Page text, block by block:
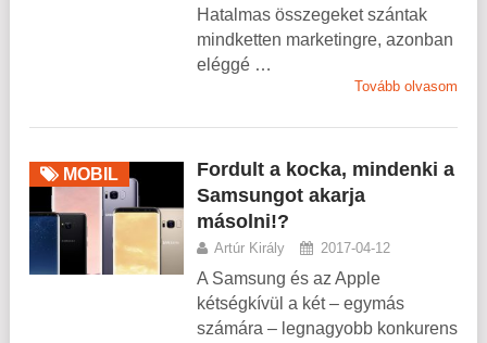
Hatalmas összegeket szántak
mindketten marketingre, azonban
eléggé …
Tovább olvasom
MOBIL
Fordult a kocka, mindenki a
Samsungot akarja
másolni!?
Artúr Király 2017-04-12
A Samsung és az Apple
kétségkívül a két – egymás
számára – legnagyobb konkurens